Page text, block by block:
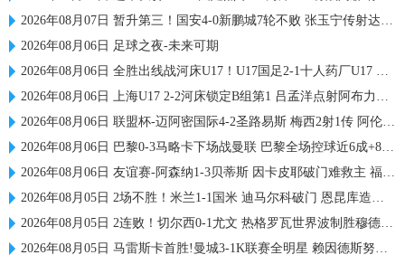
2026年08月07日 暂升第三！国安4-0新鹏城7轮不败 张玉宁传射达万双响法比奥破门
2026年08月06日 足球之夜-未来可期
2026年08月06日 全胜出线战河床U17！U17国足2-1十人药厂U17 赵松源登场1分钟传射
2026年08月06日 上海U17 2-2河床锁定B组第1 吕孟洋点射阿布力米破门 将战A组第2
2026年08月06日 联盟杯-迈阿密国际4-2圣路易斯 梅西2射1传 阿伦助攻戴帽
2026年08月06日 巴黎0-3马略卡下场战曼联 巴黎全场控球近6成+8射3正未果
2026年08月06日 友谊赛-阿森纳1-3贝蒂斯 因卡皮耶破门难救主 福纳尔斯1射2传
2026年08月05日 2场不胜！米兰1-1国米 迪马尔科破门 恩昆库造点+点射拉莫斯登场
2026年08月05日 2连败！切尔西0-1尤文 热格罗瓦世界波制胜穆德里克时隔614天复出
2026年08月05日 马雷斯卡首胜!曼城3-1K联赛全明星 赖因德斯努里破门塞梅尼奥助攻